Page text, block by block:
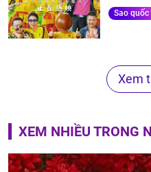
Sao quốc
Xem
XEM NHIỀU TRONG